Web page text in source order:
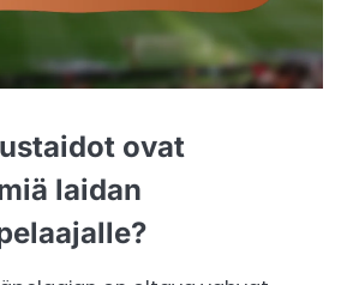
ovat
laidan